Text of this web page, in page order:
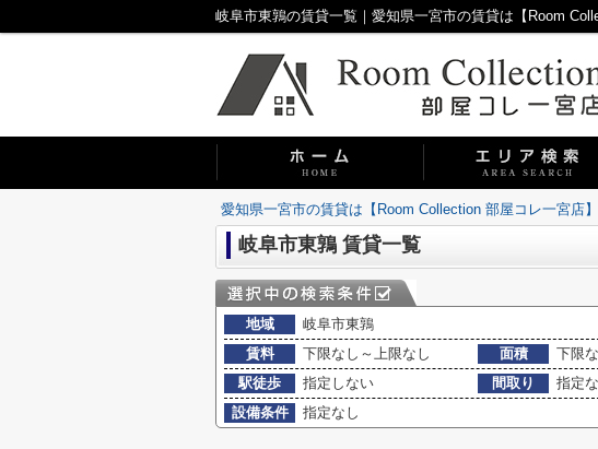
岐阜市東鶉の賃貸一覧｜愛知県一宮市の賃貸は【Room
愛知県一宮市の賃貸は【Room Collection 部屋コレ一宮店】
岐阜市東鶉 賃貸一覧
地域
岐阜市東鶉
賃料
下限なし～上限なし 面積 下限
駅徒歩
指定しない 間取り
指定
設備条件
指定なし